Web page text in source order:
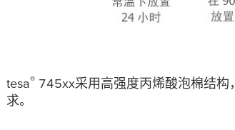
tesa® 745xx采用高强度丙烯酸泡棉结
求。